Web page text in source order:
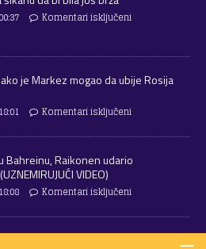
Komentari isključeni
je Markez mogao da ubije Rosija
Komentari isključeni
Bahreinu, Raikonen udario
VIDEO)
Komentari isključeni